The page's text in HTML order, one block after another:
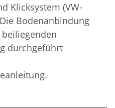
Klicksystem (VW-
Bodenanbindung
durchgeführt